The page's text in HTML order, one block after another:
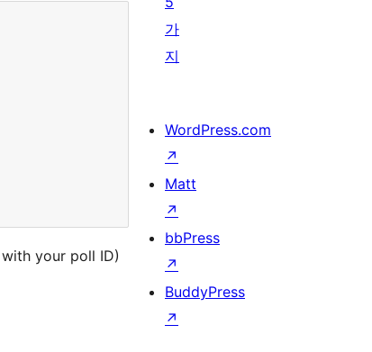
with your poll ID)
가
지
WordPress.com
↗
Matt
↗
bbPress
↗
BuddyPress
↗